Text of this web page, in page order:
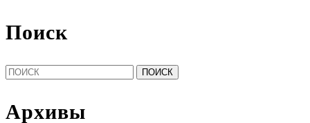
Поиск
Найти:
Архивы